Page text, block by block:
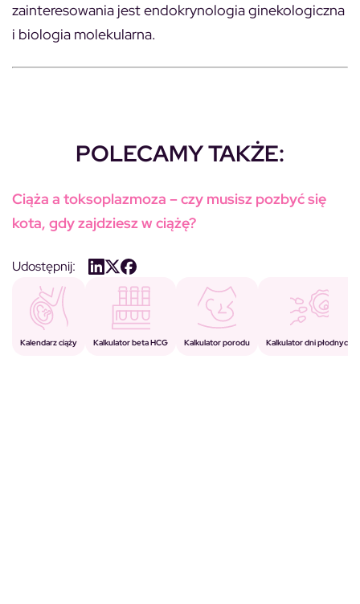
zainteresowania jest endokrynologia ginekologiczna
i biologia molekularna.
POLECAMY TAKŻE:
Ciąża a toksoplazmoza – czy musisz pozbyć się
kota, gdy zajdziesz w ciążę?
Udostępnij:
Kalendarz ciąży Kalkulator beta HCG Kalkulator porodu Kalkulator dni płodnych